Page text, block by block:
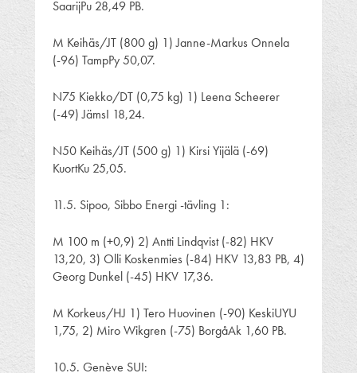
SaarijPu 28,49 PB.
M Keihäs/JT (800 g) 1) Janne-Markus Onnela
(-96) TampPy 50,07.
N75 Kiekko/DT (0,75 kg) 1) Leena Scheerer
(-49) JämsI 18,24.
N50 Keihäs/JT (500 g) 1) Kirsi Yijälä (-69)
KuortKu 25,05.
11.5. Sipoo, Sibbo Energi -tävling 1:
M 100 m (+0,9) 2) Antti Lindqvist (-82) HKV
13,20, 3) Olli Koskenmies (-84) HKV 13,83 PB, 4)
Georg Dunkel (-45) HKV 17,36.
M Korkeus/HJ 1) Tero Huovinen (-90) KeskiUYU
1,75, 2) Miro Wikgren (-75) BorgåAk 1,60 PB.
10.5. Genève SUI: